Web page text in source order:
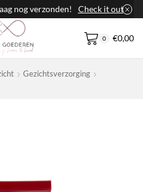
nog verzonden! Check it out
0 €0,00
Gezichtsverzorging